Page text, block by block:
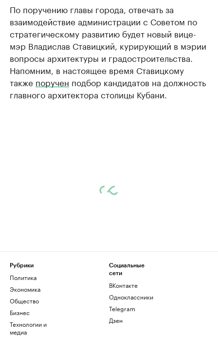
По поручению главы города, отвечать за
взаимодействие администрации с Советом по
стратегическому развитию будет новый вице-
мэр Владислав Ставицкий, курирующий в мэрии
вопросы архитектуры и градостроительства.
Напомним, в настоящее время Ставицкому
также поручен подбор кандидатов на должность
главного архитектора столицы Кубани.
Рубрики
Политика
Экономика
Общество
Бизнес
Технологии и
медиа
Социальные
сети
ВКонтакте
Одноклассники
Telegram
Дзен